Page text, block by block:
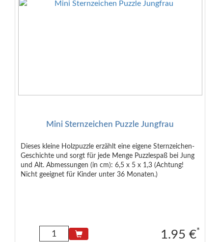
Mini Sternzeichen Puzzle Jungfrau
Dieses kleine Holzpuzzle erzählt eine eigene Sternzeichen-
Geschichte und sorgt für jede Menge Puzzlespaß bei Jung
und Alt. Abmessungen (in cm): 6,5 x 5 x 1,3 (Achtung!
Nicht geeignet für Kinder unter 36 Monaten.)
1.95 €*